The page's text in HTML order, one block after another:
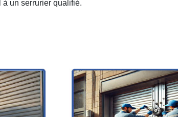
un serrurier qualifié.